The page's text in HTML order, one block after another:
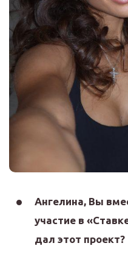
Ангелина, Вы
участие в
дал этот проект?